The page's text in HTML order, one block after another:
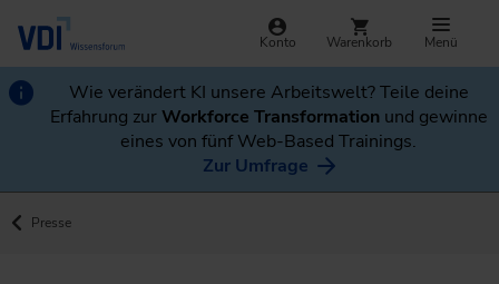
Konto Warenkorb Menü
Wie verändert KI unsere Arbeitswelt? Teile deine
Erfahrung zurWorkforce Transformation und gewinne
eines von fünf Web-Based Trainings.
Zur Umfrage
Presse